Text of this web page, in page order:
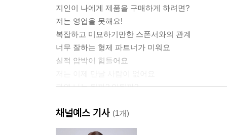
지인이 나에게 제품을 구매하게 하려면?
저는 영업을 못해요!
복잡하고 미묘하기만한 스폰서와의 관계
너무 잘하는 형제 파트너가 미워요
실적 압박이 힘들어요
과연 나는 될까? 안될까?
2부 | 네트워크 마케팅의 환경이 바뀌고 있다
채널예스 기사 (1개)